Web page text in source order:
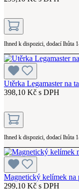
Ihned k dispozici, dodací lhůta
Utěrka Legamaster na
398,10 Kč s DPH
Ihned k dispozici, dodací lhůta
Magnetický kelímek
299,10 Kč s DPH